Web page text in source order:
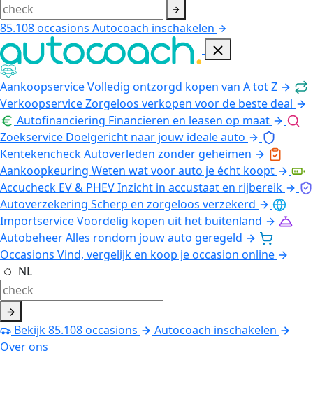
85.108occasions Autocoach inschakelen
AankoopserviceVolledig ontzorgd kopen van A tot Z
VerkoopserviceZorgeloos verkopen voor de beste deal
Autofinanciering Financieren en leasen op maat
Zoekservice Doelgericht naar jouw ideale auto
KentekencheckAutoverleden zonder geheimen
Aankoopkeuring Weten wat voor auto je écht koopt
Accucheck EV & PHEVInzicht in accustaat en rijbereik
Autoverzekering Scherp en zorgeloos verzekerd
ImportserviceVoordelig kopen uit het buitenland
AutobeheerAlles rondom jouw auto geregeld
Occasions Vind, vergelijk en koop je occasion online
NL
Bekijk85.108occasions
Autocoach inschakelen
Over ons